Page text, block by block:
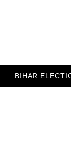
BIHAR